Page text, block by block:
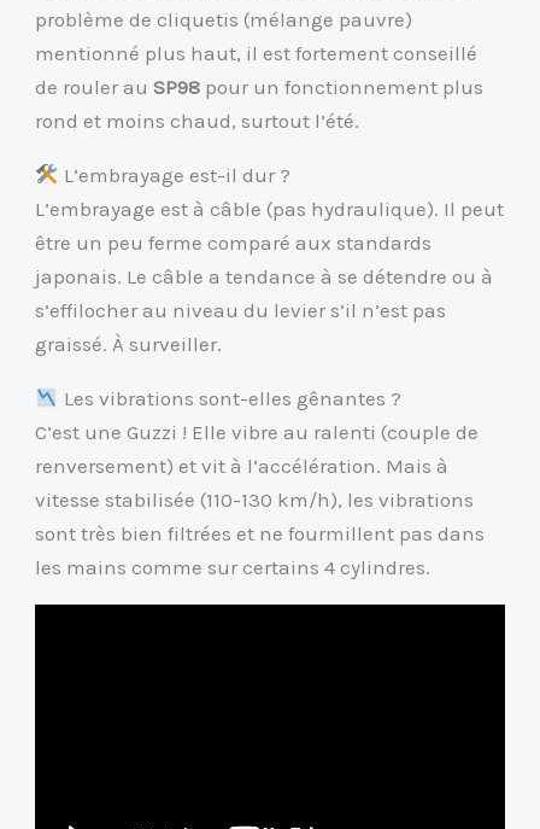
problème de cliquetis (mélange pauvre)
mentionné plus haut, il est fortement conseillé
de rouler auSP98 pour un fonctionnement plus
rond et moins chaud, surtout l’été.
L’embrayage est-il dur ?
L’embrayage est à câble (pas hydraulique). Il peut
être un peu ferme comparé aux standards
japonais. Le câble a tendance à se détendre ou à
s’effilocher au niveau du levier s’il n’est pas
graissé. À surveiller.
Les vibrations sont-elles gênantes ?
C’est une Guzzi ! Elle vibre au ralenti (couple de
renversement) et vit à l’accélération. Mais à
vitesse stabilisée (110-130 km/h), les vibrations
sont très bien filtrées et ne fourmillent pas dans
les mains comme sur certains 4 cylindres.